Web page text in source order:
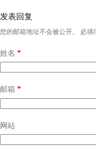
发表回复
您的邮箱地址不会被公开。 必填
姓名 *
邮箱 *
网站